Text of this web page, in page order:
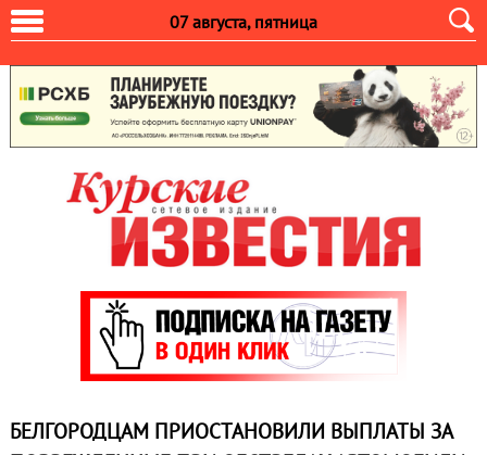
07 августа, пятница
БЕЛГОРОДЦАМ ПРИОСТАНОВИЛИ ВЫПЛАТЫ ЗА